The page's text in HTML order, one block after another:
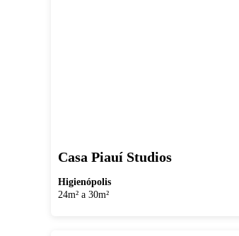
Casa Piauí Studios
Higienópolis
24m² a 30m²